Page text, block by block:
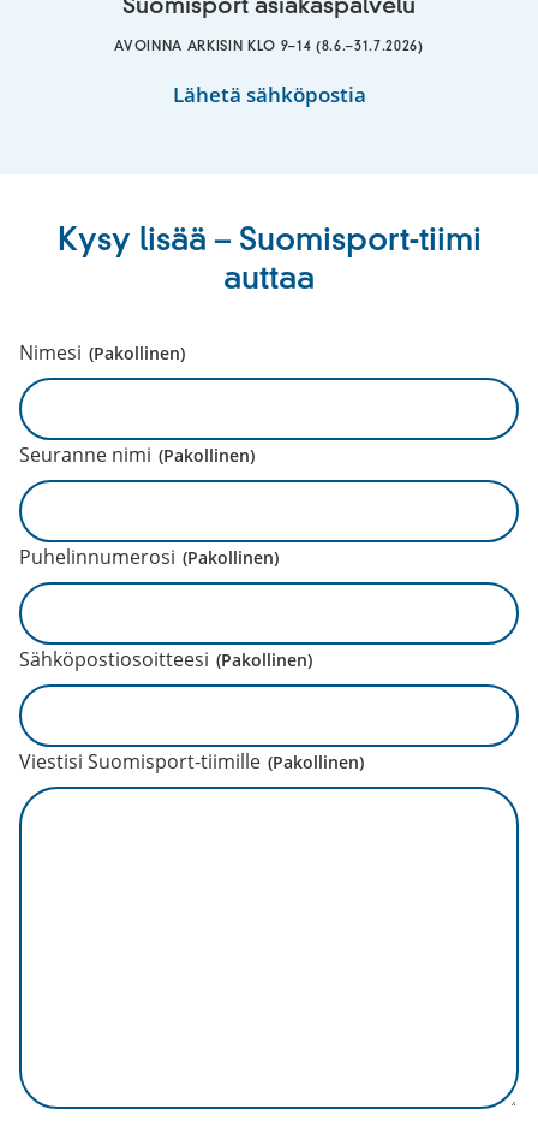
Suomisport asiakaspalvelu
AVOINNA ARKISIN KLO 9–14 (8.6.–31.7.2026)
Lähetä sähköpostiaSuomisport
Kysy lisää – Suomisport-tiimi
auttaa
Nimesi (Pakollinen)
Seuranne nimi (Pakollinen)
Puhelinnumerosi (Pakollinen)
Sähköpostiosoitteesi (Pakollinen)
Viestisi Suomisport-tiimille (Pakollinen)